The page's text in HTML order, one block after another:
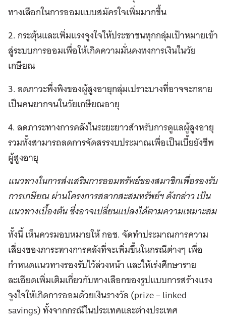
ทางเลือกในการออมแบบสมัครใจเพิ่มมากขึ้น
2. กระตุ้นและเพิ่มแรงจูงใจให้ประชาชนทุกกลุ่มเป้าหมายเข้า
สู่ระบบการออมเพื่อให้เกิดความมั่นคงทงการเงินในวัย
เกษียณ
3. ลดภาวะพึ่งพิงของผู้สูงอายุกลุ่มเปราะบางที่อาจจะกลาย
เป็นคนยากจนในวัยเกษียณอายุ
4. ลดภาระทางการคลังในระยะยาวสำหรับการดูแลผู้สูงอายุ
รวมทั้งสามารถลดการจัดสรรงบประมาณเพื่อเป็นเบี้ยยังชีพ
ผู้สูงอายุ
แนวทางในการส่งเสริมการออมทรัพย์ของสมาชิกเพื่อรองรับ
การเกษียณ ผ่านโครงการสลากสะสมทรัพย์ฯ ดังกล่าว เป้น
แนวทางเบื้องต้น ซึ่งอาจเปลี่ยนแปลงได้ตามความเหมาะสม
ทั้งนี้ เห็นควรมอบหมายให้ กอช. จัดทำประมาณการความ
เสี่ยงของภาระทางการคลังที่จะเพิ่มขึ้นในกรณีต่างๆ เพื่อ
กำหนดแนวทางรองรับไว้ล่วงหน้า และให้เร่งศึกษาราย
ละเอียดเพิ่มเติมเกี่ยวกับทางเลือกของรูปแบบการสร้างแรง
จูงใจให้เกิดการออมด้วยเงินรางวัล (prize – linked
savings) ทั้งจากกรณีในประเทศและต่างประเทศ